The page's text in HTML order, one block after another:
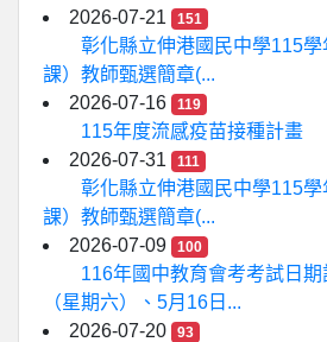
2026-07-21
151
彰化縣立伸港國民中學115
課）教師甄選簡章(...
2026-07-16
119
115年度流感疫苗接種計畫
2026-07-31
111
彰化縣立伸港國民中學115
課）教師甄選簡章(...
2026-07-09
100
116年國中教育會考考試日期
（星期六）、5月16日...
2026-07-20
93